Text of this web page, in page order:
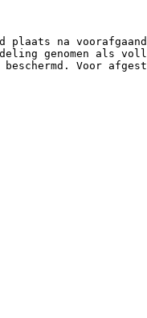
plaats na
genomen als
Voor